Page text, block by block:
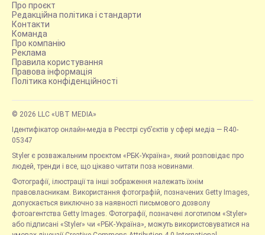
Про проєкт
Редакційна політика і стандарти
Контакти
Команда
Про компанію
Реклама
Правила користування
Правова інформація
Політика конфіденційності
© 2026 LLC «UBT MEDIA»
Ідентифікатор онлайн-медіа в Реєстрі суб’єктів у сфері медіа — R40-
05347
Styler є розважальним проєктом «РБК-Україна», який розповідає про
людей, тренди і все, що цікаво читати поза новинами.
Фотографії, ілюстрації та інші зображення належать їхнім
правовласникам. Використання фотографій, позначених Getty Images,
допускається виключно за наявності письмового дозволу
фотоагентства Getty Images. Фотографії, позначені логотипом «Styler»
або підписані «Styler» чи «РБК-Україна», можуть використовуватися на